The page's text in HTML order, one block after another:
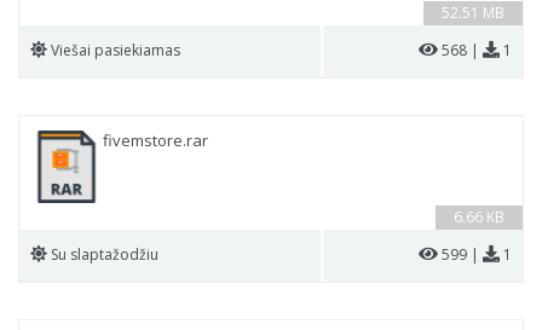
52.51 MB
Viešai pasiekiamas 568 | 1
6.66 KB
fivemstore.rar
Su slaptažodžiu 599 | 1